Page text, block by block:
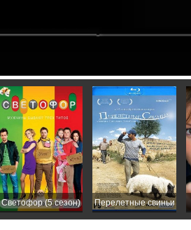
Светофор (5 сезон) Перелетные свиньи